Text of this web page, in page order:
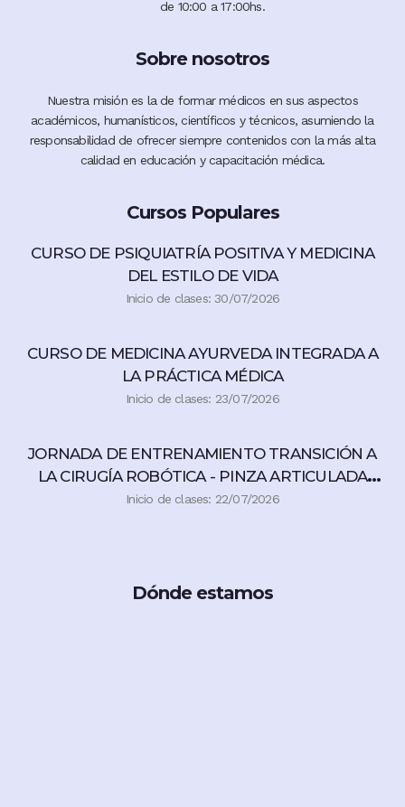
de 10:00 a 17:00hs.
Sobre nosotros
Nuestra misión es la de formar médicos en sus aspectos
académicos, humanísticos, científicos y técnicos, asumiendo la
responsabilidad de ofrecer siempre contenidos con la más alta
calidad en educación y capacitación médica.
Cursos Populares
CURSO DE PSIQUIATRÍA POSITIVA Y MEDICINA
DEL ESTILO DE VIDA
Inicio de clases: 30/07/2026
CURSO DE MEDICINA AYURVEDA INTEGRADA A
LA PRÁCTICA MÉDICA
Inicio de clases: 23/07/2026
JORNADA DE ENTRENAMIENTO TRANSICIÓN A
LA CIRUGÍA ROBÓTICA - PINZA ARTICULADA
360°
Inicio de clases: 22/07/2026
Dónde estamos